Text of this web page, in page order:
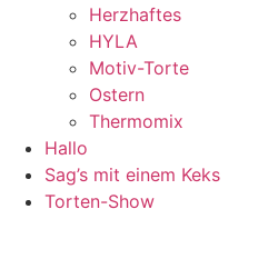
Herzhaftes
HYLA
Motiv-Torte
Ostern
Thermomix
Hallo
Sag’s mit einem Keks
Torten-Show